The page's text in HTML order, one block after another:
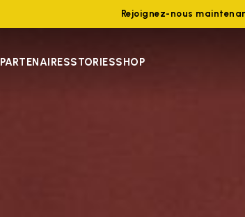
Rejoignez-nous
PARTENAIRESSTORIESSHOP